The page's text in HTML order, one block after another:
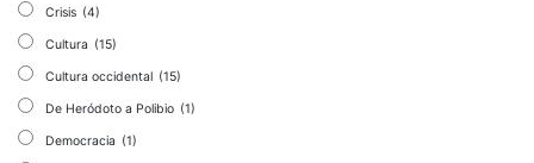
Crisis (4)
Cultura (15)
Cultura occidental (15)
De Heródoto a Polibio (1)
Democracia (1)